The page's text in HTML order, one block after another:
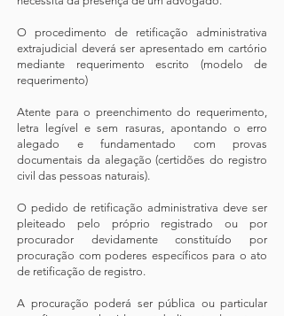
O procedimento de retificação administrativa
extrajudicial deverá ser apresentado em cartório
mediante requerimento escrito (modelo de
requerimento)
Atente para o preenchimento do requerimento,
letra legível e sem rasuras, apontando o erro
alegado e fundamentado com provas
documentais da alegação (certidões do registro
civil das pessoas naturais).
O pedido de retificação administrativa deve ser
pleiteado pelo próprio registrado ou por
procurador devidamente constituído por
procuração com poderes específicos para o ato
de retificação de registro.
A procuração poderá ser pública ou particular